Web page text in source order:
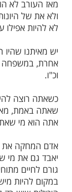
"שמע
בו מקננות
הלך העורב
העורב
הוא הלך
לא הולך אלא
היונות...
אפילו עצמו...".